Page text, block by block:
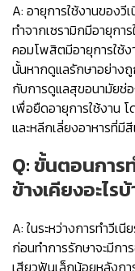
A: อายุการใช้งานของวี
ทำจากเซรามิกมีอายุกา
คอมโพสิตมีอายุการใช้
นั้นหากดูแลรักษาอย่าง
กับการดูแลสุขอนามัยช่
เพื่อยืดอายุการใช้งาน
และหลีกเลี่ยงอาหารที่มี
Q: ขั้นตอนการ
ข้างเคียงอะไรบ้
A: ในระหว่างการทำวีเนี
ก่อนทำการรักษาจะมีกา
เสียวฟันเล็กน้อยหลังกา